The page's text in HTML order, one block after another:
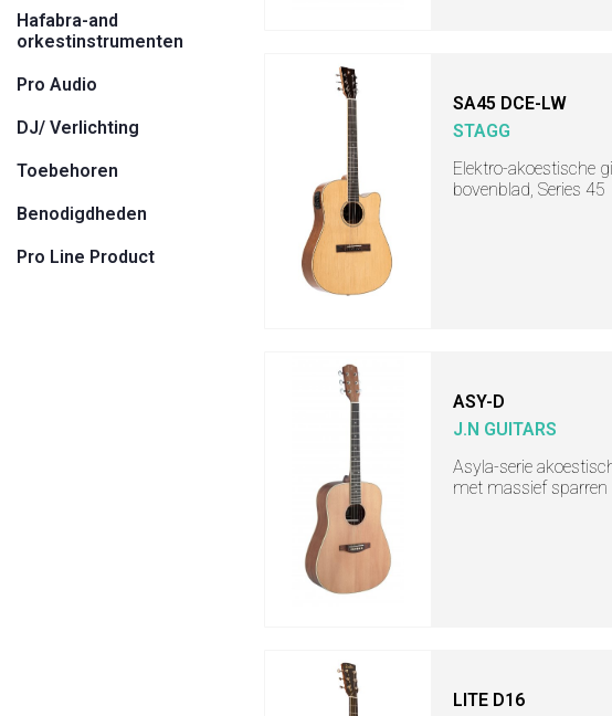
Hafabra-and
orkestinstrumenten
Pro Audio
DJ/ Verlichting
Toebehoren
Benodigdheden
Pro Line Product
SA45 DCE-LW
STAGG
Elektro-akoestische
bovenblad, Series 45
ASY-D
J.N GUITARS
Asyla-serie
met massief sparren
LITE D16